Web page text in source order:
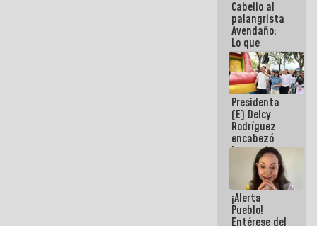
del Sistema
Eléctrico
Nacional
Cabello al
palangrista
Avendaño:
Lo que
vayas a
escribir
hazlo hoy
por que no
sabemos si
la semana
que viene
hay
programa
Presidenta
(E) Delcy
Rodríguez
encabezó
lanzamiento
del Plan
Nacional de
Recreación
Vacacional
¡Alerta
Pueblo!
Entérese del